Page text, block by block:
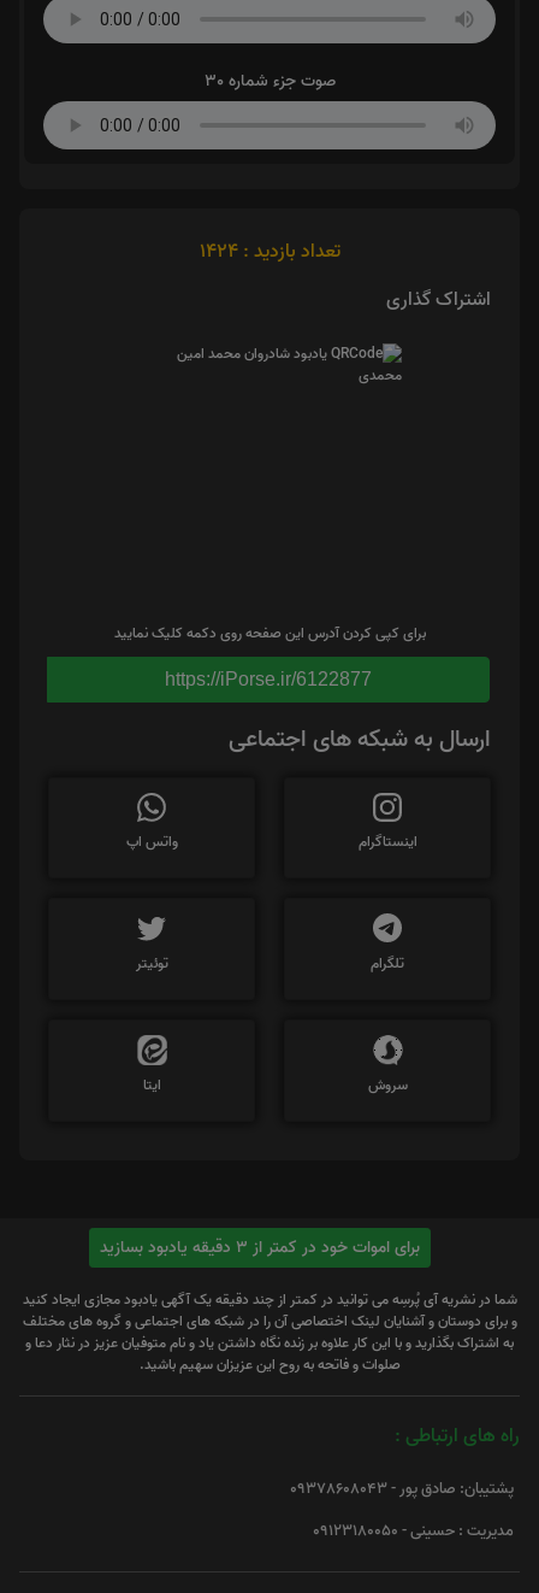
صوت جزء شماره 30
تعداد بازدید : 1424
اشتراک گذاری
برای کپی کردن آدرس این صفحه روی دکمه کلیک نمایید
https://iPorse.ir/6122877
ارسال به شبکه های اجتماعی
اینستاگرام واتس اپ
تلگرام توئیتر
سروش ایتا
برای اموات خود در کمتر از 3 دقیقه یادبود بسازید
شما در نشریه آی پُرسِه می توانید در کمتر از چند دقیقه یک آگهی یادبود مجازی ایجاد کنید
و برای دوستان و آشنایان لینک اختصاصی آن را در شبکه های اجتماعی و گروه های مختلف
به اشتراک بگذارید و با این کار علاوه بر زنده نگاه داشتن یاد و نام متوفیان عزیز در نثار دعا و
صلوات و فاتحه به روح این عزیزان سهیم باشید.
راه های ارتباطی :
پشتیبان: صادق پور - 09378608043
مدیریت : حسینی - 09123180050